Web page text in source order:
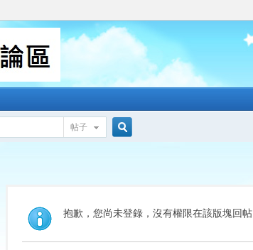
帖子
索
抱歉，您尚未登錄，沒有權限在該版塊回帖